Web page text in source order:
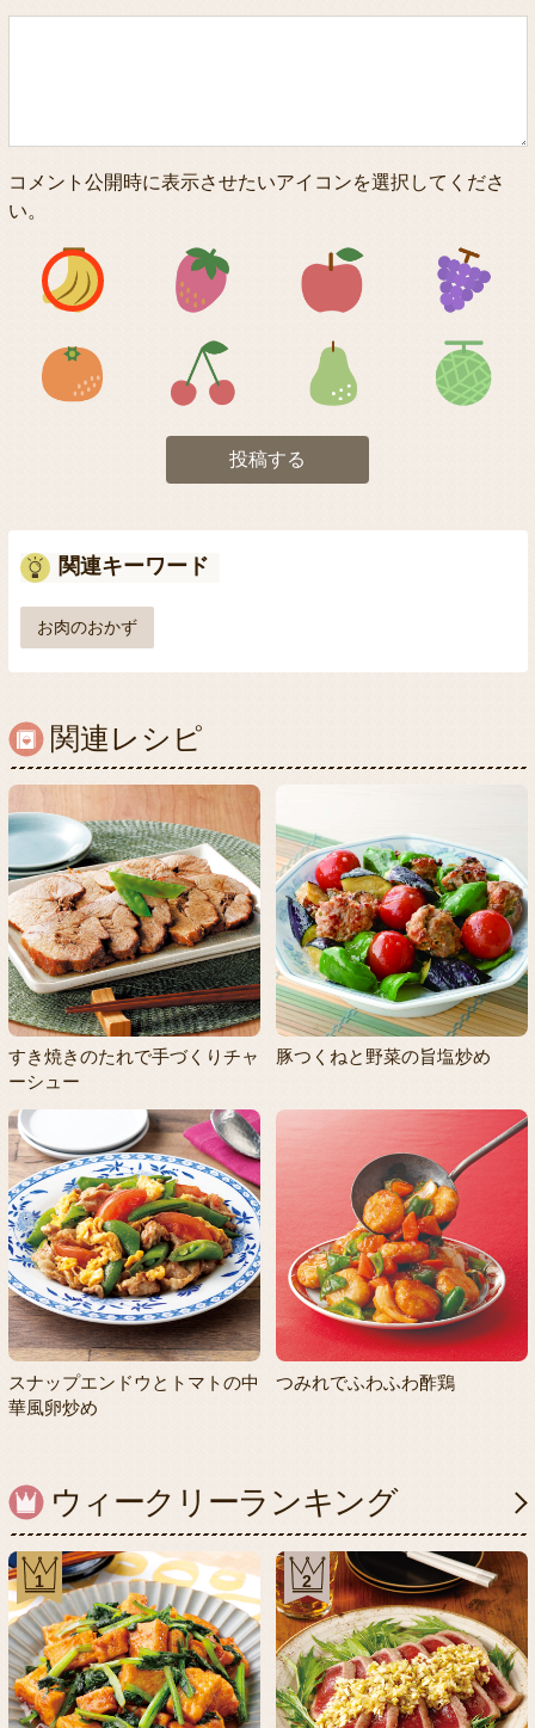
コメント公開時に表示させたいアイコンを選択してくださ
い。
アイコン1 アイコン2 アイコン3
アイコン5 アイコン6 アイコン7
投稿する
関連キーワード
お肉のおかず
関連レシピ
すき焼きのたれで手づくりチャ
ーシュー
豚つくねと野菜の旨塩炒め
スナップエンドウとトマトの中
華風卵炒め
つみれでふわふわ酢鶏
ウィークリーランキング
1 2